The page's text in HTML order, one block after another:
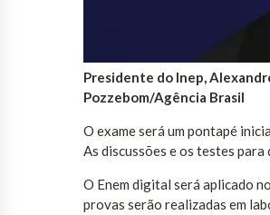
Presidente do Inep,
Pozzebom/Agência Brasil
O exame será um pontapé
As discussões e os testes para
O Enem digital será aplicado
provas serão realizadas em